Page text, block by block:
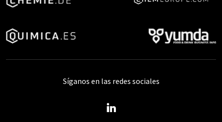
Síganos en las redes sociales